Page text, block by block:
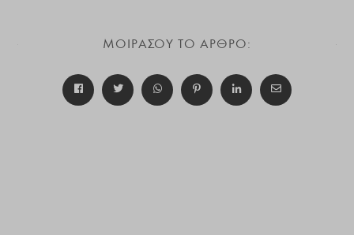
ΜΟΙΡΑΣΟΥ ΤΟ ΑΡΘΡΟ: